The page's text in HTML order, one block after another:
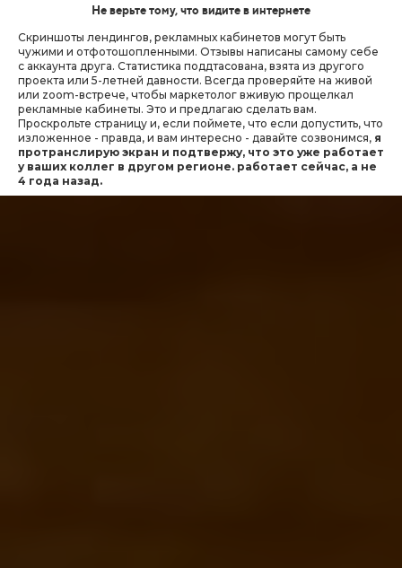
Не верьте тому, что видите в интернете
Скриншоты лендингов, рекламных кабинетов могут быть
чужими и отфотошопленными. Отзывы написаны самому себе
с аккаунта друга. Статистика поддтасована, взята из другого
проекта или 5-летней давности. Всегда проверяйте на живой
или zoom-встрече, чтобы маркетолог вживую прощелкал
рекламные кабинеты. Это и предлагаю сделать вам.
Проскрольте страницу и, если поймете, что если допустить, что
изложенное - правда, и вам интересно - давайте созвонимся, я
протранслирую экран и подтвержу, что это уже работает
у ваших коллег в другом регионе. работает сейчас, а не
4 года назад.